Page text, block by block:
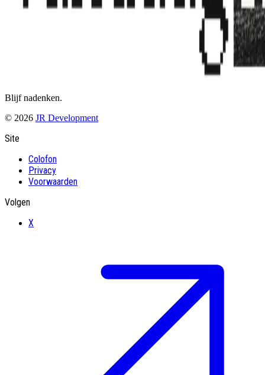
Blijf nadenken.
© 2026 JR Development
Site
Colofon
Privacy
Voorwaarden
Volgen
X